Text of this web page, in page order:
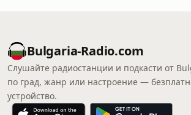
Bulgaria-Radio.com
Слушайте радиостанции и подкасти от
по град, жанр или настроение —
устройство.